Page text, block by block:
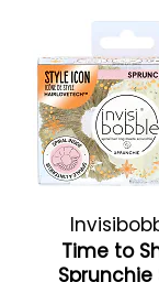
Time to
Sprunchie